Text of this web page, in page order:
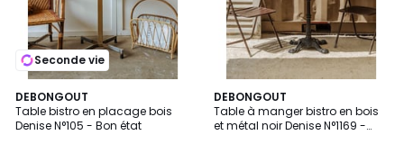
Seconde vie
DEBONGOUT
Table bistro en placage bois
Denise N°105 - Bon état
DEBONGOUT
Table à manger bistro en bois
et métal noir Denise N°1169 -